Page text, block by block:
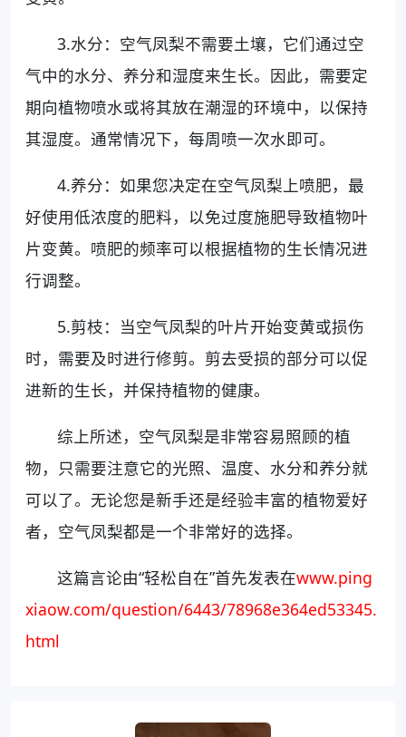
3.水分：空气凤梨不需要土壤，它们通过空
气中的水分、养分和湿度来生长。因此，需要定
期向植物喷水或将其放在潮湿的环境中，以保持
其湿度。通常情况下，每周喷一次水即可。
4.养分：如果您决定在空气凤梨上喷肥，最
好使用低浓度的肥料，以免过度施肥导致植物叶
片变黄。喷肥的频率可以根据植物的生长情况进
行调整。
5.剪枝：当空气凤梨的叶片开始变黄或损伤
时，需要及时进行修剪。剪去受损的部分可以促
进新的生长，并保持植物的健康。
综上所述，空气凤梨是非常容易照顾的植
物，只需要注意它的光照、温度、水分和养分就
可以了。无论您是新手还是经验丰富的植物爱好
者，空气凤梨都是一个非常好的选择。
这篇言论由“轻松自在”首先发表在www.ping
xiaow.com/question/6443/78968e364ed53345.
html